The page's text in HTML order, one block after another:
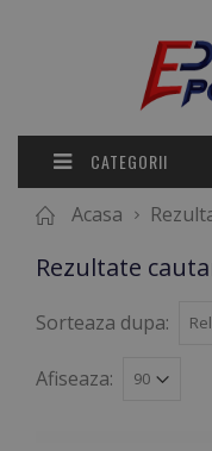
CATEGORII
Acasa
Rezultate
Sorteaza dupa:
Afiseaza: